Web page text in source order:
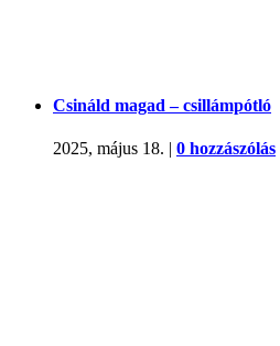
Csináld magad – csillámpótló
2025, május 18. | 0 hozzászólás